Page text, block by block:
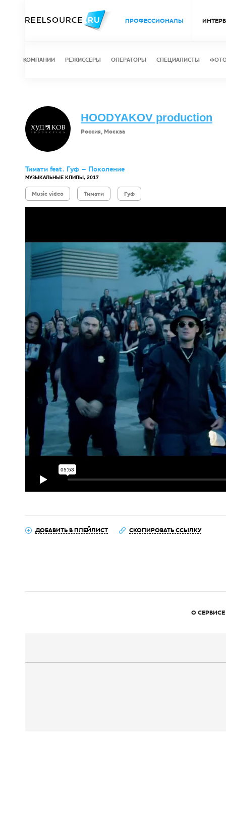
ПРОФЕССИОНАЛЫ
КОМПАНИИ РЕЖИССЕРЫ ОПЕРАТОРЫ СПЕЦИАЛИСТЫ
HOODYAKOV production
Россия, Москва
Тимати feat. Гуф – Поколение
МУЗЫКАЛЬНЫЕ КЛИПЫ, 2017
Music video Тимати Гуф
ДОБАВИТЬ В ПЛЕЙЛИСТ СКОПИРОВАТЬ ССЫЛКУ
О СЕРВИСЕ